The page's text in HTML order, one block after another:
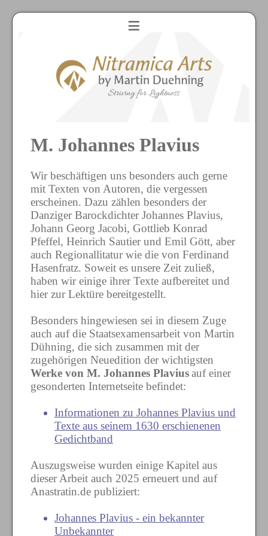
≡
M. Johannes Plavius
Wir beschäftigen uns besonders auch gerne
mit Texten von Autoren, die vergessen
erscheinen. Dazu zählen besonders der
Danziger Barockdichter Johannes Plavius,
Johann Georg Jacobi, Gottlieb Konrad
Pfeffel, Heinrich Sautier und Emil Gött, aber
auch Regionallitatur wie die von Ferdinand
Hasenfratz. Soweit es unsere Zeit zuließ,
haben wir einige ihrer Texte aufbereitet und
hier zur Lektüre bereitgestellt.
Besonders hingewiesen sei in diesem Zuge
auch auf die Staatsexamensarbeit von Martin
Dühning, die sich zusammen mit der
zugehörigen Neuedition der wichtigsten
Werke von M. Johannes Plaviusauf einer
gesonderten Internetseite befindet:
Informationen zu Johannes Plavius und
Texte aus seinem 1630 erschienenen
Gedichtband
Auszugsweise wurden einige Kapitel aus
dieser Arbeit auch 2025 erneuert und auf
Anastratin.de publiziert:
Johannes Plavius - ein bekannter
Unbekannter